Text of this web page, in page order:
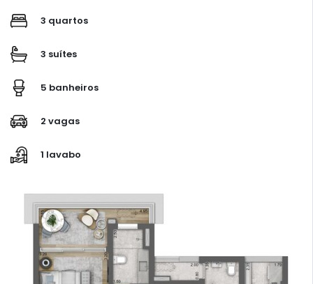
3 quartos
3 suítes
5 banheiros
2 vagas
1 lavabo